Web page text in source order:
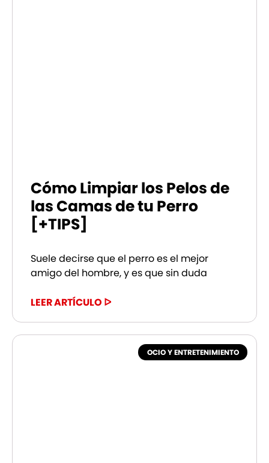
Cómo Limpiar los Pelos de
las Camas de tu Perro
[+TIPS]
Suele decirse que el perro es el mejor
amigo del hombre, y es que sin duda
LEER ARTÍCULO ᐅ
OCIO Y ENTRETENIMIENTO